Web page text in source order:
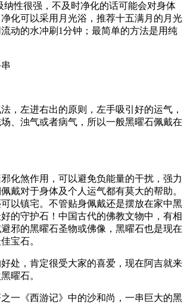
纳性很强，不及时净化的话可能会对身体
化可以采用月光浴，推荐十五满月的月光
动的水冲刷1分钟；最简单的方法是用纯
左进右出的原则，左手吸引好的运气，
、浊气或者病气，所以一般黑曜石佩戴在
化煞作用，可以避免负能量的干扰，强力
戴对于身体及个人运气都有莫大的帮助。
以镇宅。不管贴身佩戴还是摆放在家中黑
的守护石！中国古代的佛教文物中，有相
邪的黑曜石圣物或佛像，黑曜石也是现在
宝石。
处，肯定很受大家的喜爱，现在阿吉就来
曜石。
《西游记》中的沙和尚，一串巨大的黑